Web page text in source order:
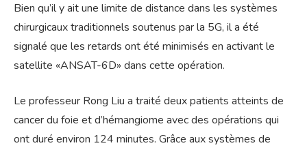
Bien qu’il y ait une limite de distance dans les systèmes
chirurgicaux traditionnels soutenus par la 5G, il a été
signalé que les retards ont été minimisés en activant le
satellite «ANSAT-6D» dans cette opération.
Le professeur Rong Liu a traité deux patients atteints de
cancer du foie et d’hémangiome avec des opérations qui
ont duré environ 124 minutes. Grâce aux systèmes de